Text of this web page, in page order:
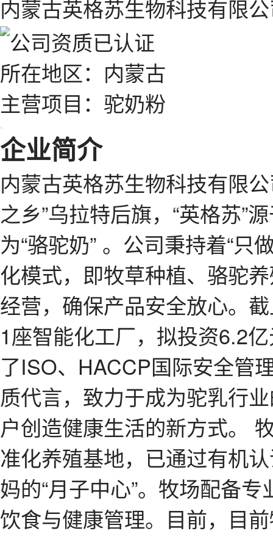
内蒙古英格苏生物科技有限
所在地区：内蒙古
主营项目：驼奶粉
企业简介
内蒙古英格苏生物科技有限
之乡”乌拉特后旗，“英格苏”
为“骆驼奶” 。公司秉持着“只
化模式，即牧草种植、骆驼
经营，确保产品安全放心。
1座智能化工厂，拟投资6.2
了ISO、HACCP国际安全管
质代言，致力于成为驼乳行
户创造健康生活的新方式。
准化养殖基地，已通过有机
妈的“月子中心”。牧场配备
饮食与健康管理。目前，目